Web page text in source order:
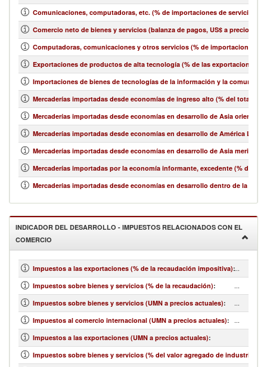
Comunicaciones, computadoras, etc. (% de importaciones de servicios,
Comercio neto de bienes y servicios (balanza de pagos, US$ a precios
Computadoras, comunicaciones y otros servicios (% de importaciones
Exportaciones de productos de alta tecnología (% de las exportaciones
Importaciones de bienes de tecnologías de la información y la
Mercaderías importadas desde economías de ingreso alto (% del total de
Mercaderías importadas desde economías en desarrollo de Asia oriental
Mercaderías importadas desde economías en desarrollo de América
Mercaderías importadas desde economías en desarrollo de Asia
Mercaderías importadas por la economía informante, excedente (% del
Mercaderías importadas desde economías en desarrollo dentro de la
INDICADOR DEL DESARROLLO - IMPUESTOS RELACIONADOS CON EL
COMERCIO
Impuestos a las exportaciones (% de la recaudación impositiva):...
Impuestos sobre bienes y servicios (% de la recaudación): ...
Impuestos sobre bienes y servicios (UMN a precios actuales): ...
Impuestos al comercio internacional (UMN a precios actuales): ...
Impuestos a las exportaciones (UMN a precios actuales):
Impuestos sobre bienes y servicios (% del valor agregado de industria y